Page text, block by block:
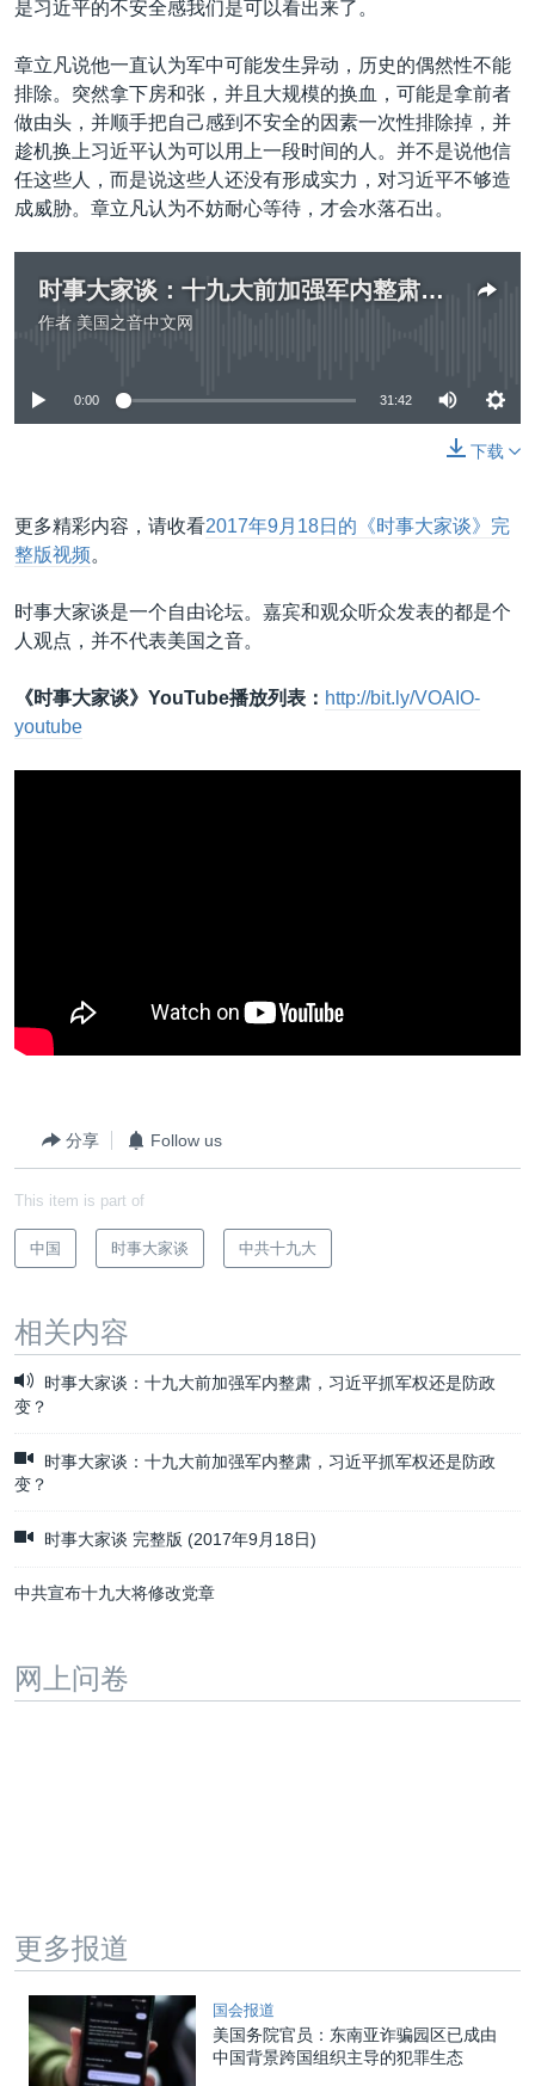
是习近平的不安全感我们是可以看出来了。
章立凡说他一直认为军中可能发生异动，历史的偶然性不能
排除。突然拿下房和张，并且大规模的换血，可能是拿前者
做由头，并顺手把自己感到不安全的因素一次性排除掉，并
趁机换上习近平认为可以用上一段时间的人。并不是说他信
任这些人，而是说这些人还没有形成实力，对习近平不够造
成威胁。章立凡认为不妨耐心等待，才会水落石出。
时事大家谈：十九大前加强军内整肃，习近平抓军权还是防政变？
作者 美国之音中文网
0:00 31:42
下载
更多精彩内容，请收看2017年9月18日的《时事大家谈》完
整版视频。
时事大家谈是一个自由论坛。嘉宾和观众听众发表的都是个
人观点，并不代表美国之音。
《时事大家谈》YouTube播放列表： http://bit.ly/VOAIO-
youtube
分享 Follow us
This item is part of
中国 时事大家谈 中共十九大
相关内容
时事大家谈：十九大前加强军内整肃，习近平抓军权还是防政
变？
时事大家谈：十九大前加强军内整肃，习近平抓军权还是防政
变？
时事大家谈 完整版 (2017年9月18日)
中共宣布十九大将修改党章
网上问卷
更多报道
国会报道
美国务院官员：东南亚诈骗园区已成由
中国背景跨国组织主导的犯罪生态